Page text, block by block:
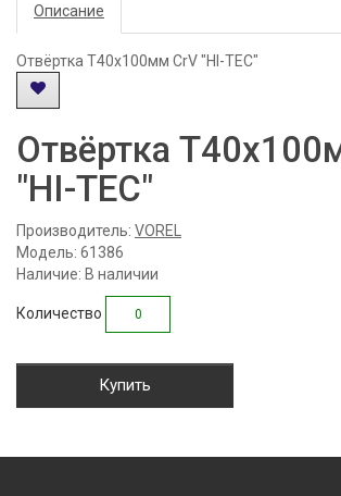
Описание
Отвёртка T40x100мм CrV "HI-TEC"
Отвёртка
"HI-TEC"
Производитель: VOREL
Модель: 61386
Наличие: В наличии
Количество
Купить